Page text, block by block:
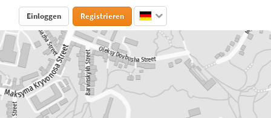
Einloggen Registrieren